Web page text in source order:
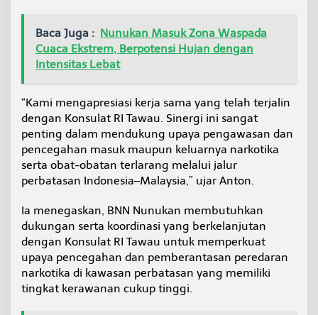
s
u
l
a
t
I
-
T
a
w
a
u
Baca Juga : Nunukan Masuk Zona Waspada
Cuaca Ekstrem, Berpotensi Hujan dengan
Intensitas Lebat
“Kami mengapresiasi kerja sama yang telah terjalin
dengan Konsulat RI Tawau. Sinergi ini sangat
penting dalam mendukung upaya pengawasan dan
pencegahan masuk maupun keluarnya narkotika
serta obat-obatan terlarang melalui jalur
perbatasan Indonesia–Malaysia,” ujar Anton.
Ia menegaskan, BNN Nunukan membutuhkan
dukungan serta koordinasi yang berkelanjutan
dengan Konsulat RI Tawau untuk memperkuat
upaya pencegahan dan pemberantasan peredaran
narkotika di kawasan perbatasan yang memiliki
tingkat kerawanan cukup tinggi.